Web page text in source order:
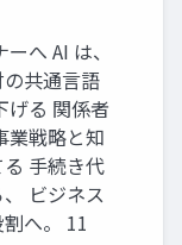
へ AI は、
共通言語
げる 関係者
業戦略と知
手続き代
ビジネス
へ。 11